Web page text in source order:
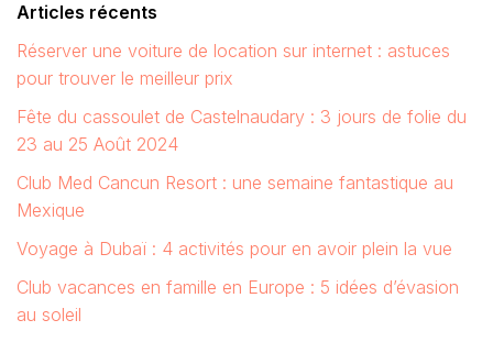
Articles récents
Réserver une voiture de location sur internet : astuces
pour trouver le meilleur prix
Fête du cassoulet de Castelnaudary : 3 jours de folie du
23 au 25 Août 2024
Club Med Cancun Resort : une semaine fantastique au
Mexique
Voyage à Dubaï : 4 activités pour en avoir plein la vue
Club vacances en famille en Europe : 5 idées d’évasion
au soleil